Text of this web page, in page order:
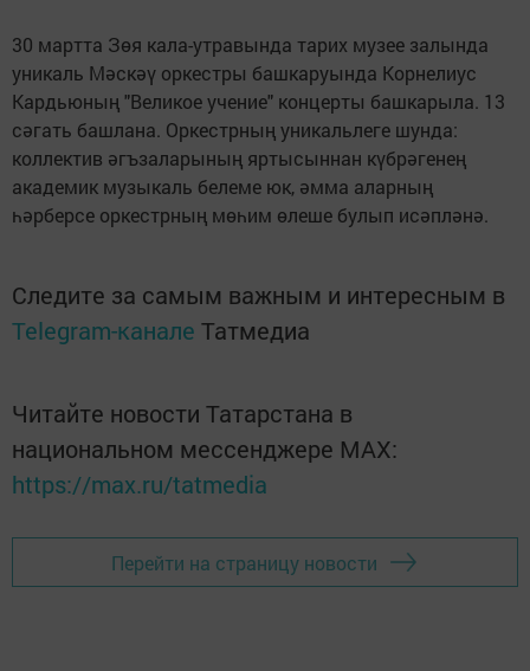
30 мартта Зөя кала-утравында тарих музее залында
уникаль Мәскәү оркестры башкаруында Корнелиус
Кардьюның "Великое учение" концерты башкарыла. 13
сәгать башлана. Оркестрның уникальлеге шунда:
коллектив әгъзаларының яртысыннан күбрәгенең
академик музыкаль белеме юк, әмма аларның
һәрберсе оркестрның мөһим өлеше булып исәпләнә.
Следите за самым важным и интересным в
Telegram-канале Татмедиа
Читайте новости Татарстана в
национальном мессенджере MАХ:
https://max.ru/tatmedia
Перейти на страницу новости